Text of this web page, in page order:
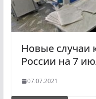
Новые случаи
России на 7
07.07.2021